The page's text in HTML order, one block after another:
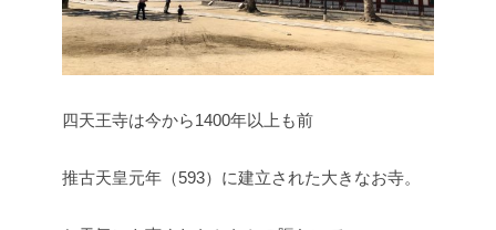
四天王寺は今から1400年以上も前
推古天皇元年（593）に建立された大きなお寺。